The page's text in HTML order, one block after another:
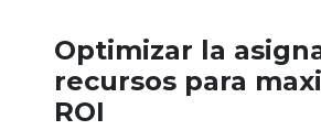
Optimizar la
recursos para
ROI